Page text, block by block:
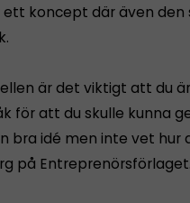
koncept där även den
är det viktigt att du
för att du skulle kunna
bra idé men inte vet hur
på Entreprenörsförlaget.